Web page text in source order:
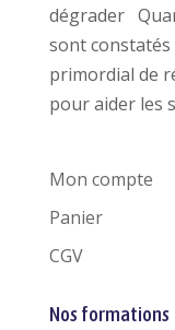
dégrader
sont constatés
primordial de
pour aider les
Mon compte
Panier
CGV
Nos formations